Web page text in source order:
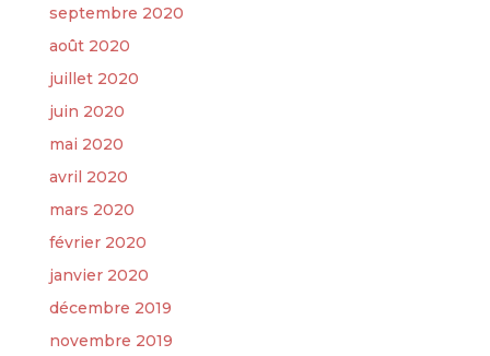
septembre 2020
août 2020
juillet 2020
juin 2020
mai 2020
avril 2020
mars 2020
février 2020
janvier 2020
décembre 2019
novembre 2019